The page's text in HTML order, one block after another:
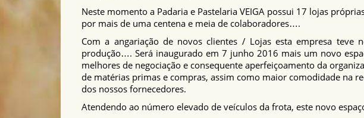
Neste momento a Padaria e Pastelaria VEIGA possui 17 lojas
por mais de uma centena e meia de colaboradores….
Com a angariação de novos clientes / Lojas esta empresa teve
produção…. Será inaugurado em 7 junho 2016 mais um novo
melhores de negociação e consequente aperfeiçoamento da
de matérias primas e compras, assim como maior comodidade na
dos nossos fornecedores.
Atendendo ao número elevado de veículos da frota, este novo